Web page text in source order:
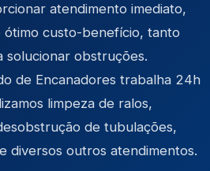
atendimento imediato,
ótimo custo-benefício, tanto
solucionar obstruções.
de Encanadores trabalha 24h
limpeza de ralos,
de tubulações,
diversos outros atendimentos.